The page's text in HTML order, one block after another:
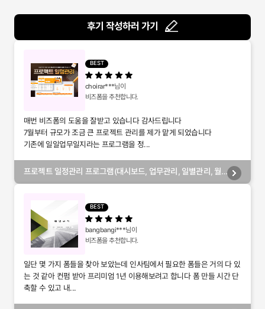
후기 작성하러 가기
BEST
choirar***님이
비즈폼을 추천합니다.
매번 비즈폼의 도움을 잘받고 있습니다 감사드립니다
7월부터 규모가 조금 큰 프로젝트 관리를 제가 맡게 되었습니다
기존에 일일업무일지라는 프로그램을 정...
프로젝트 일정관리 프로그램(대시보드, 업무관리, 일별관리, 월
BEST
bangbangi***님이
비즈폼을 추천합니다.
일단 몇 가지 폼들을 찾아 보았는데 인사팀에서 필요한 폼들은 거의 다 있
는 것 같아 컨펌 받아 프리미엄 1년 이용해보려고 합니다 폼 만들 시간 단
축할 수 있고 내...